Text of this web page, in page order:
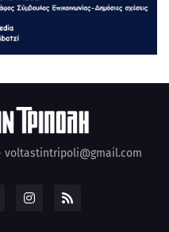
voltastintripoli@gmail.com